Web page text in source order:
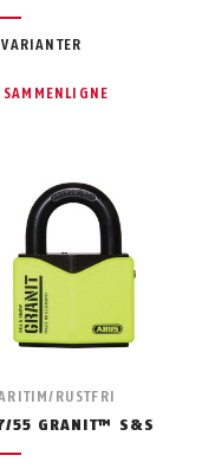
SAMMENLIGNE
RUSTFRI
55 GRANIT™ S&S